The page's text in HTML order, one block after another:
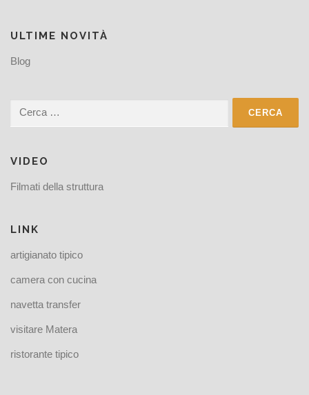
ULTIME NOVITÀ
Blog
Ricerca
per:
VIDEO
Filmati della struttura
LINK
artigianato tipico
camera con cucina
navetta transfer
visitare Matera
ristorante tipico